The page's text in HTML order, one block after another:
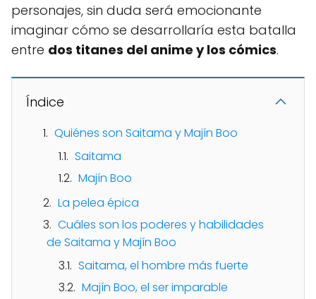
personajes, sin duda será emocionante
imaginar cómo se desarrollaría esta batalla
entre dos titanes del anime y los cómics.
Índice
Quiénes son Saitama y Majín Boo
Saitama
Majín Boo
La pelea épica
Cuáles son los poderes y habilidades
de Saitama y Majín Boo
Saitama, el hombre más fuerte
Majín Boo, el ser imparable